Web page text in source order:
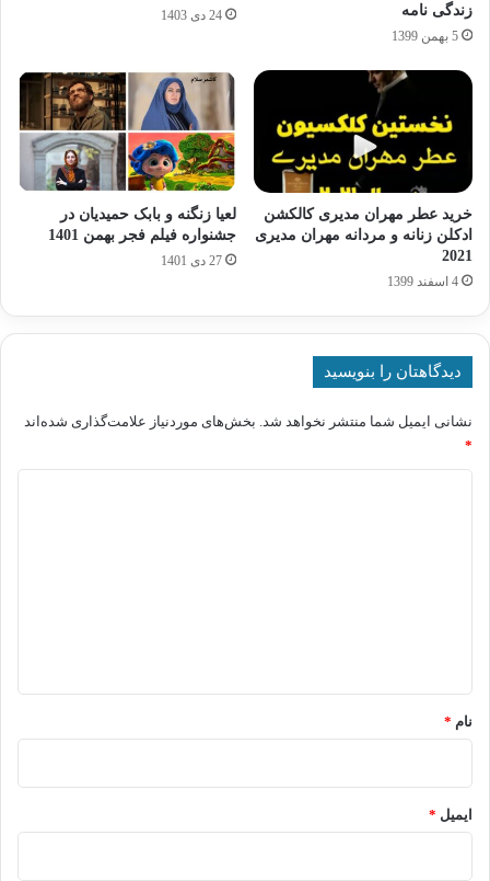
زندگی نامه
5 بهمن 1399
24 دی 1403
خرید عطر مهران مدیری کالکشن
ادکلن زنانه و مردانه مهران مدیری
2021
4 اسفند 1399
لعیا زنگنه و بابک حمیدیان در
جشنواره فیلم فجر بهمن 1401
27 دی 1401
دیدگاهتان را بنویسید
نشانی ایمیل شما منتشر نخواهد شد. بخش‌های موردنیاز علامت‌گذاری شده‌اند
*
نام *
ایمیل *